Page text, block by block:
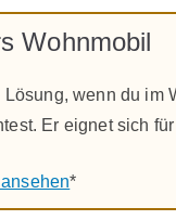
Wohnmobil
wenn du
Er eignet sich
*